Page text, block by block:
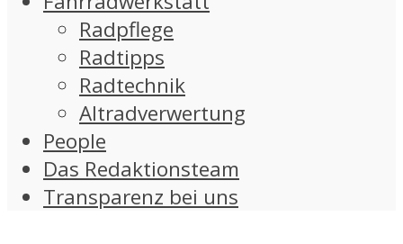
Radpflege
Radtipps
Radtechnik
Altradverwertung
People
Das Redaktionsteam
Transparenz bei uns